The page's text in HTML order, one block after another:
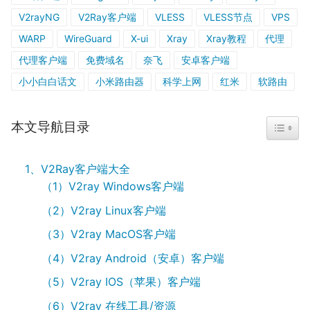
V2rayNG
V2Ray客户端 VLESS VLESS节点
VPS
WARP
WireGuard X-ui Xray Xray教程
代理
代理客户端
免费域名 奈飞
安卓客户端
小小白白话文
小米路由器 科学上网 红米 软路由
本文导航目录
1、V2Ray客户端大全
（1）V2ray Windows客户端
（2）V2ray Linux客户端
（3）V2ray MacOS客户端
（4）V2ray Android（安卓）客户端
（5）V2ray IOS（苹果）客户端
（6）V2ray 在线工具/资源